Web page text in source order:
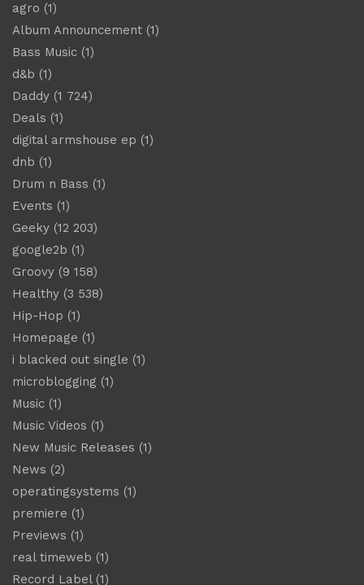
agro (1)
Album Announcement (1)
Bass Music (1)
d&b (1)
Daddy (1 724)
Deals (1)
digital armshouse ep (1)
dnb (1)
Drum n Bass (1)
Events (1)
Geeky (12 203)
google2b (1)
Groovy (9 158)
Healthy (3 538)
Hip-Hop (1)
Homepage (1)
i blacked out single (1)
microblogging (1)
Music (1)
Music Videos (1)
New Music Releases (1)
News (2)
operatingsystems (1)
premiere (1)
Previews (1)
real timeweb (1)
Record Label(1)